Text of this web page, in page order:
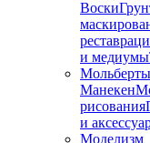
Воски
и медиумы
Манекен
рисования
и
Моделизм